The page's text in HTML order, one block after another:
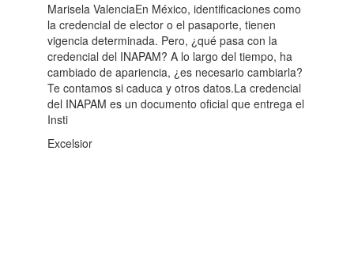
Marisela ValenciaEn México, identificaciones como
la credencial de elector o el pasaporte, tienen
vigencia determinada. Pero, ¿qué pasa con la
credencial del INAPAM? A lo largo del tiempo, ha
cambiado de apariencia, ¿es necesario cambiarla?
Te contamos si caduca y otros datos.La credencial
del INAPAM es un documento oficial que entrega el
Insti
Excelsior